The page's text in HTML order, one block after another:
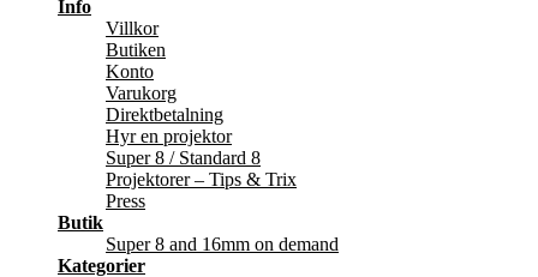
Info
Villkor
Butiken
Konto
Varukorg
Direktbetalning
Hyr en projektor
Super 8 / Standard 8
Projektorer – Tips & Trix
Press
Butik
Super 8 and 16mm on demand
Kategorier